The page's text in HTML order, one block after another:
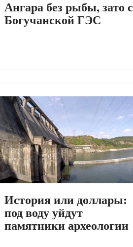
Ангара без рыбы, зато с
Богучанской ГЭС
История или доллары:
под воду уйдут
памятники археологии